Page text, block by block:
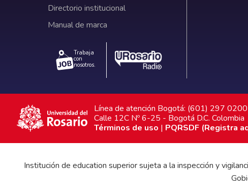
Directorio institucional
Manual de marca
Trabaja
con
nosotros.
Línea de atención Bogotá: (601) 297 0200
Calle 12C Nº 6-25 - Bogotá D.C. Colombia
Términos de uso | PQRSDF (Registra
Institución de education superior sujeta a la inspección y